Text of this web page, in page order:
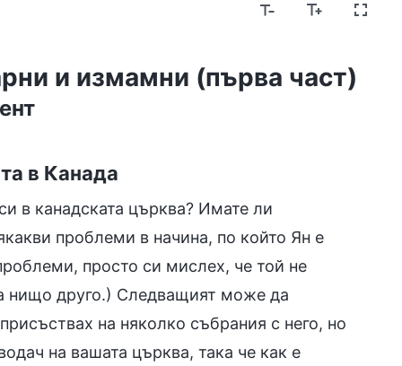
и измамни (първа част)
в Канада
в канадската църква? Имате ли
проблеми в начина, по който Ян е
просто си мислех, че той не
нищо друго.) Следващият може да
на няколко събрания с него, но
на вашата църква, така че как е